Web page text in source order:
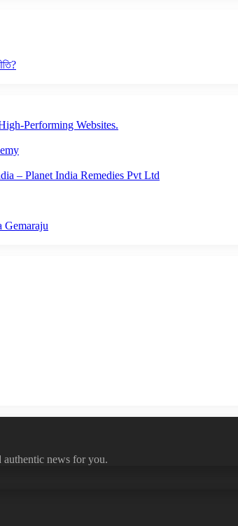
Performing Websites.
– Planet India Remedies Pvt Ltd
Gemaraju
news for you.